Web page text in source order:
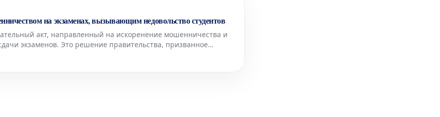
на экзаменах, вызывающим недовольство студентов
акт, направленный на искоренение мошенничества и
экзаменов. Это решение правительства, призванное